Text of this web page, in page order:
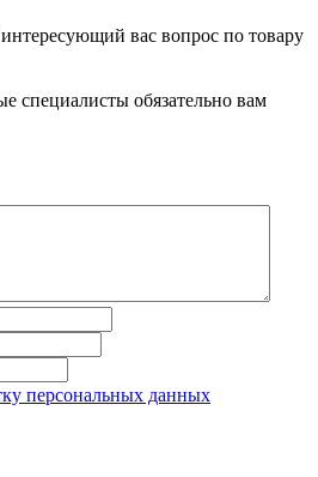
вас вопрос по товару
специалисты обязательно вам
персональных данных